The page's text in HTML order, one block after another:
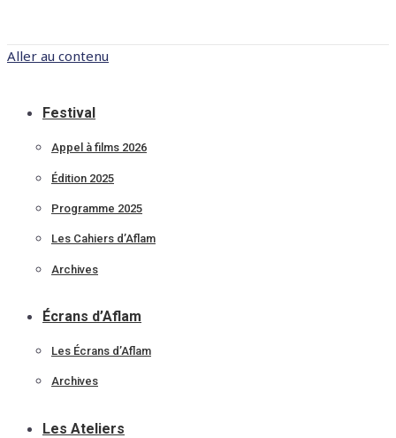
Aller au contenu
Festival
Appel à films 2026
Édition 2025
Programme 2025
Les Cahiers d’Aflam
Archives
Écrans d’Aflam
Les Écrans d’Aflam
Archives
Les Ateliers